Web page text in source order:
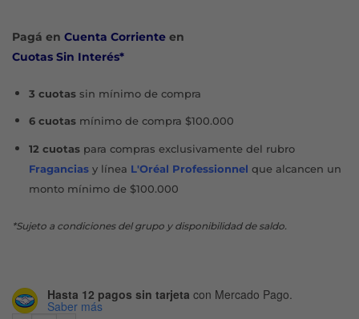
Pagá en Cuenta Corriente en
Cuotas Sin Interés*
3 cuotassin mínimo de compra
6 cuotasmínimo de compra $100.000
12 cuotaspara compras exclusivamente del rubro
Fraganciasy línea L'Oréal Professionnel que alcancen un
monto mínimo de $100.000
*Sujeto a condiciones del grupo y disponibilidad de saldo.
Hasta 12 pagos sin tarjeta con Mercado Pago.
Saber más